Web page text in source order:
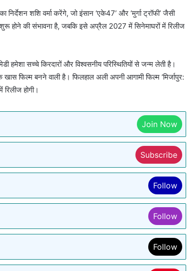
निर्देशन शशि वर्मा करेंगे, जो इंसान ‘एके47’ और ‘मुर्गा ट्रॉफी’ जैसी
होने की संभावना है, जबकि इसे अप्रैल 2027 में सिनेमाघरों में रिलीज
सच्चे किरदारों और विश्वसनीय परिस्थितियों से जन्म लेती है।
फिल्म बनने वाली है। फिलहाल अली अपनी आगामी फिल्म ‘मिर्जापुर:
होगी।
Join Now
Subscribe
Follow
Follow
Follow